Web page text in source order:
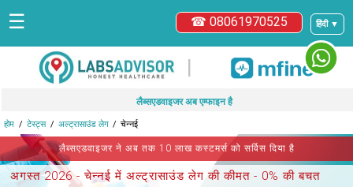
हिंदी ▼
☎ 08061970525
☰
|
लैब्सएडवाइजर अब एम्फाइन है
होम टेस्ट्स अल्ट्रासाउंड लेग चेन्नई
लैब्सएडवाइजर ने अब तक 10 लाख कस्टमर्स को सर्विस दिया है
अगस्त 2026 -चेन्नई में अल्ट्रासाउंड लेग की कीमत - 0% की बचत